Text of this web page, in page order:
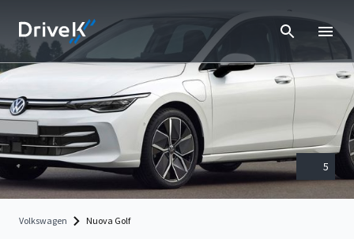
5
Volkswagen Nuova Golf